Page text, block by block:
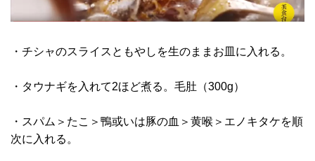
・チシャのスライスともやしを生のままお皿に入れる。
・タウナギを入れて2ほど煮る。毛肚（300g）
・スパム＞たこ＞鴨或いは豚の血＞黄喉＞エノキタケを順
次に入れる。